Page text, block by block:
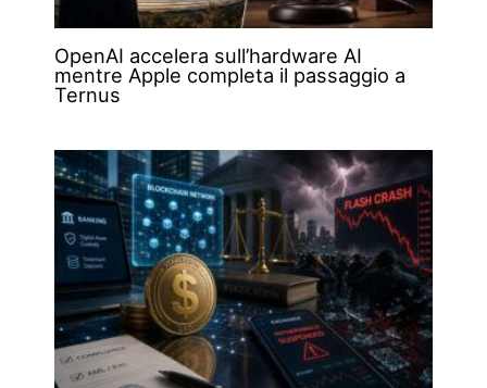
OpenAI accelera sull’hardware AI
mentre Apple completa il passaggio a
Ternus